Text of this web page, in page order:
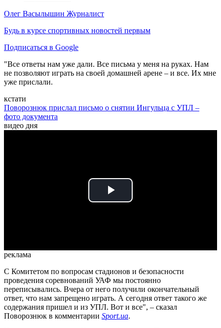
Олег Васылышин Журналист
Будь в курсе спортивных новостей первым
Подписаться в Google
"Все ответы нам уже дали. Все письма у меня на руках. Нам
не позволяют играть на своей домашней арене – и все. Их мне
уже прислали.
кстати
Поворознюк прислал письмо о снятии Ингульца с УПЛ –
фото документа
видео дня
Play
реклама
С Комитетом по вопросам стадионов и безопасности
проведения соревнований УАФ мы постоянно
переписывались. Вчера от него получили окончательный
ответ, что нам запрещено играть. А сегодня ответ такого же
содержания пришел и из УПЛ. Вот и все", – сказал
Поворознюк в комментарии Sport.ua.